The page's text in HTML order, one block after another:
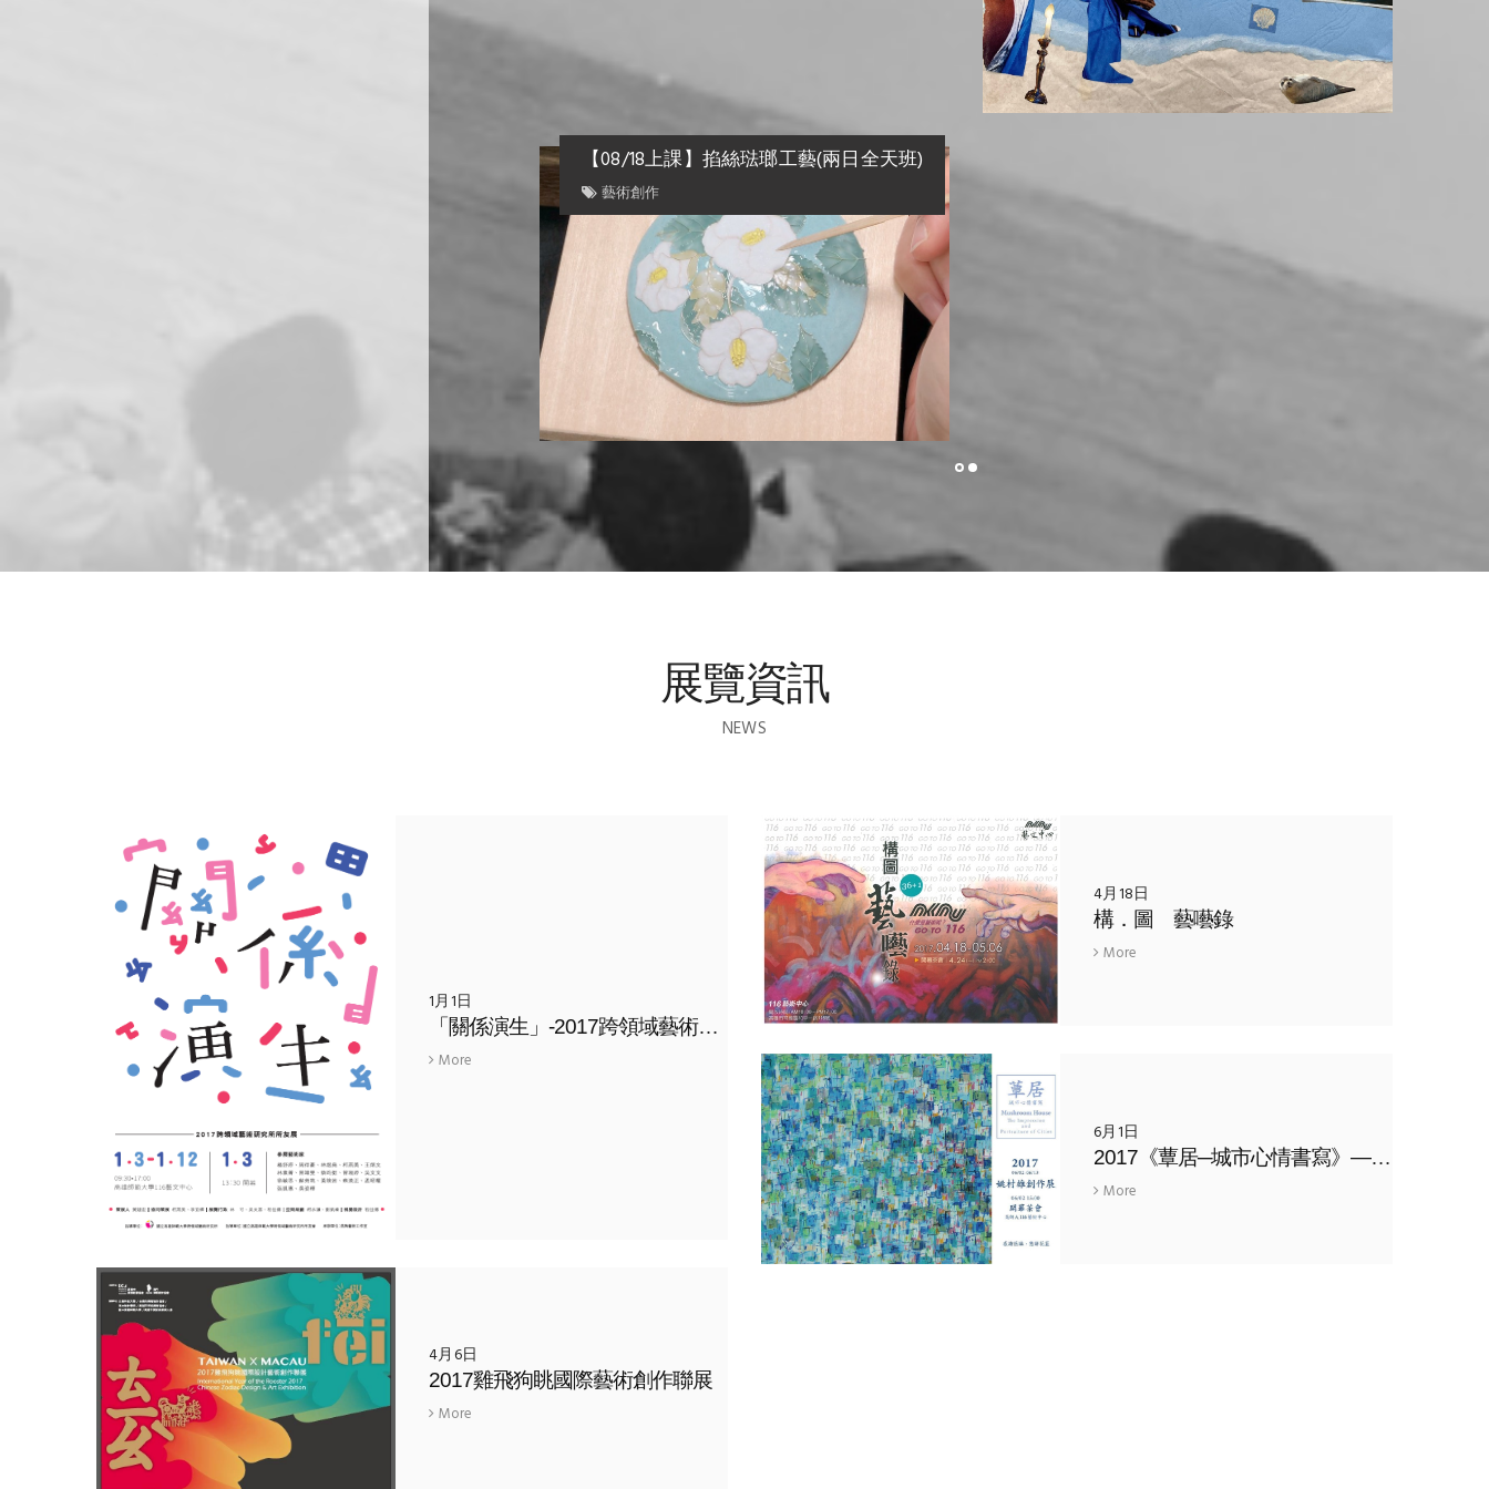
【08/18上課】掐絲琺瑯工藝(兩日全天班)
藝術創作
展覽資訊
NEWS
1月1日
「關係演生」-2017跨領域藝術研究所所友展
More
4月6日
2017雞飛狗眺國際藝術創作聯展
More
4月18日
構．圖 藝囈錄
More
6月1日
2017《蕈居─城市心情書寫》— 姚村雄個展
More